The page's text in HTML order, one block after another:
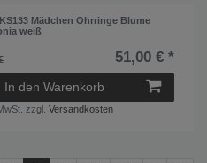
Mädchen Ohrringe Blume
weiß
51,00 € *
In den Warenkorb
zzgl.Versandkosten